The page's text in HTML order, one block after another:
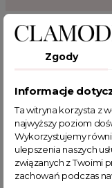
OPIS PRODUKTU
Damski komplet
grubych ramiączkach
elastycznego
zakończony
uzupełnia złote
się w każdym
połączysz stworzysz
Zgody
Informacje
Ta witryna korzysta z
najwyższy poziom
Wykorzystujemy
ulepszenia naszych
związanych z Twoimi
zachowań podczas